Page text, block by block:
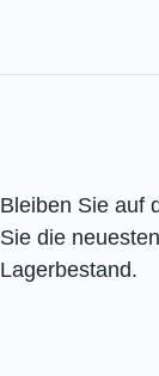
Bleiben Sie auf
Sie die
Lagerbestand.